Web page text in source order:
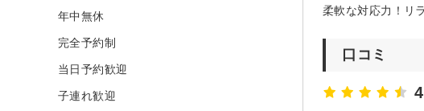
柔軟な対応力！リ
口コミ
年中無休
完全予約制
当日予約歓迎
子連れ歓迎